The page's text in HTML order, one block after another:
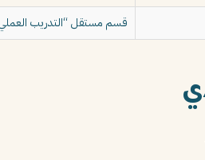
قسم مستقل “التدريب